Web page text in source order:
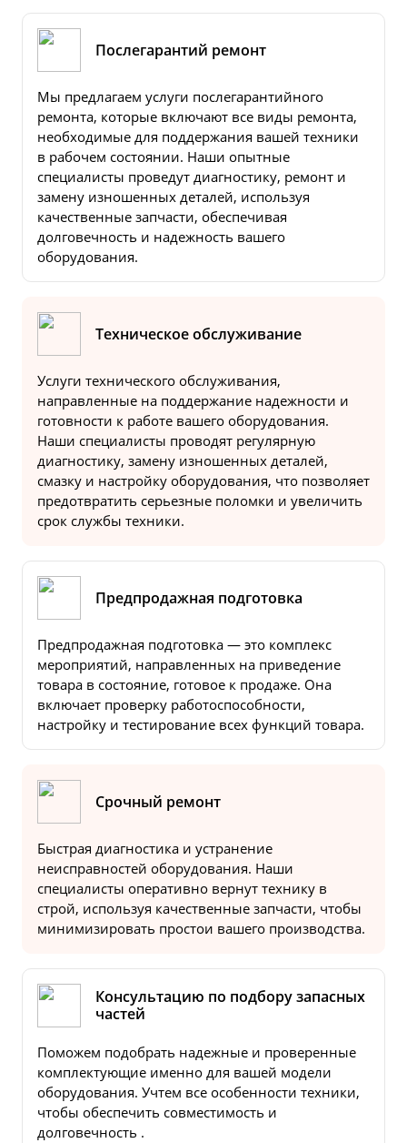
Послегарантий ремонт
Мы предлагаем услуги послегарантийного
ремонта, которые включают все виды ремонта,
необходимые для поддержания вашей техники
в рабочем состоянии. Наши опытные
специалисты проведут диагностику, ремонт и
замену изношенных деталей, используя
качественные запчасти, обеспечивая
долговечность и надежность вашего
оборудования.
Техническое обслуживание
Услуги технического обслуживания,
направленные на поддержание надежности и
готовности к работе вашего оборудования.
Наши специалисты проводят регулярную
диагностику, замену изношенных деталей,
смазку и настройку оборудования, что позволяет
предотвратить серьезные поломки и увеличить
срок службы техники.
Предпродажная подготовка
Предпродажная подготовка — это комплекс
мероприятий, направленных на приведение
товара в состояние, готовое к продаже. Она
включает проверку работоспособности,
настройку и тестирование всех функций товара.
Срочный ремонт
Быстрая диагностика и устранение
неисправностей оборудования. Наши
специалисты оперативно вернут технику в
строй, используя качественные запчасти, чтобы
минимизировать простои вашего производства.
Консультацию по подбору запасных
частей
Поможем подобрать надежные и проверенные
комплектующие именно для вашей модели
оборудования. Учтем все особенности техники,
чтобы обеспечить совместимость и
долговечность .